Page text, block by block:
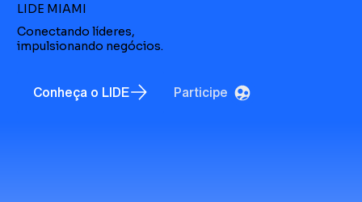
LIDE MIAMI
Conectando líderes,
impulsionando negócios.
Conheça o LIDE Participe